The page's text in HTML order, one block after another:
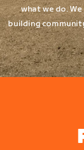
what we do.
building